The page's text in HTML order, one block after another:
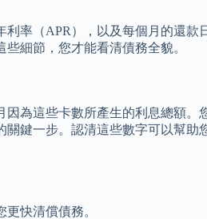
率（APR），以及每個月的還款
細節，您才能看清債務全貌。
為這些卡數所產生的利息總額。
鍵一步。認清這些數字可以幫助
快清償債務。